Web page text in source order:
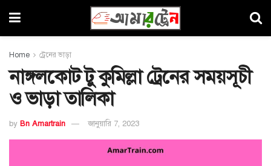
Home ট্রেনের ভাড়া
নাঙ্গলকোট টু কুমিল্লা ট্রেনের সময়সূচী
ও ভাড়া তালিকা
by Bn Amartrain জানুয়ারি 7, 2023